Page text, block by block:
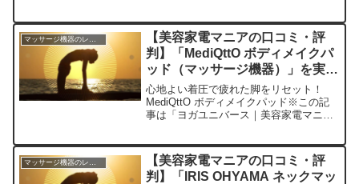
編集部が紹介したいのが「SKG G7 ネッ
クマッサージ...
マッサージ機器のレビュー
【美容家電マニアの口コミ・評
判】「MediQttO ボディメイクパ
ッド（マッサージ機器）」を実際
に使ってみた正直感想
心地よい着圧で疲れた脚をリセット！
MediQttO ボディメイクパッド※この記
事は「ヨガユニバース｜美容家電マニア
部が紹介したいのが「MediQttO ボディ
メイクパッ...
【美容家電マニアの口コミ・評
判】「IRIS OHYAMA ネックマッ